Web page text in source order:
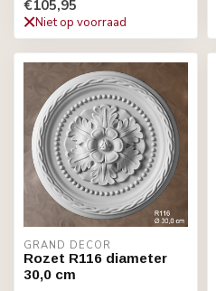
€105,95
Niet op voorraad
GRAND DECOR
Rozet R116 diameter
30,0 cm